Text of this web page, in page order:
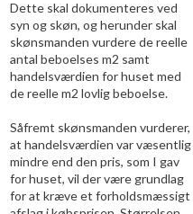
Dette skal dokumenteres ved
syn og skøn, og herunder skal
skønsmanden vurdere de reelle
antal beboelses m2 samt
handelsværdien for huset med
de reelle m2 lovlig beboelse.
Såfremt skønsmanden vurderer,
at handelsværdien var væsentlig
mindre end den pris, som I gav
for huset, vil der være grundlag
for at kræve et forholdsmæssigt